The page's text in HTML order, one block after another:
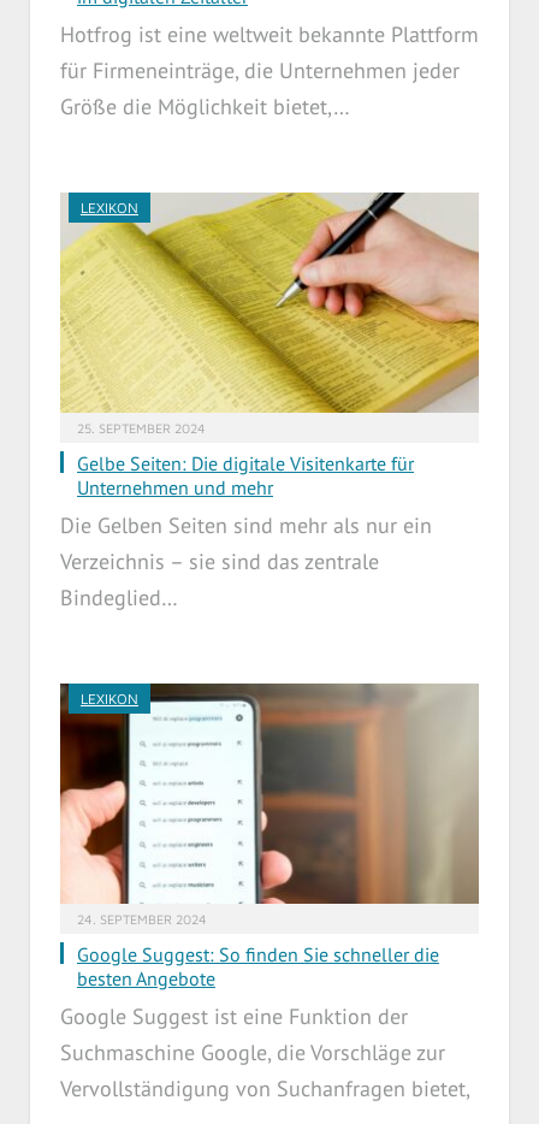
Hotfrog ist eine weltweit bekannte Plattform
für Firmeneinträge, die Unternehmen jeder
Größe die Möglichkeit bietet,…
LEXIKON
25. SEPTEMBER 2024
Gelbe Seiten: Die digitale Visitenkarte für
Unternehmen und mehr
Die Gelben Seiten sind mehr als nur ein
Verzeichnis – sie sind das zentrale
Bindeglied…
LEXIKON
24. SEPTEMBER 2024
Google Suggest: So finden Sie schneller die
besten Angebote
Google Suggest ist eine Funktion der
Suchmaschine Google, die Vorschläge zur
Vervollständigung von Suchanfragen bietet,